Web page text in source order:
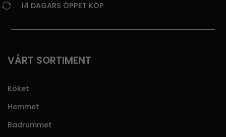
14 DAGARS ÖPPET KÖP
VÅRT SORTIMENT
Köket
Hemmet
Badrummet